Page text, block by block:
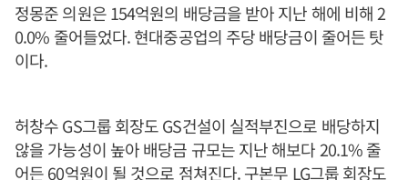
정몽준 의원은 154억원의 배당금을 받아 지난 해에 비해 2
0.0% 줄어들었다. 현대중공업의 주당 배당금이 줄어든 탓
이다.
허창수 GS그룹 회장도 GS건설이 실적부진으로 배당하지
않을 가능성이 높아 배당금 규모는 지난 해보다 20.1% 줄
어든 60억원이 될 것으로 점쳐진다. 구본무 LG그룹 회장도